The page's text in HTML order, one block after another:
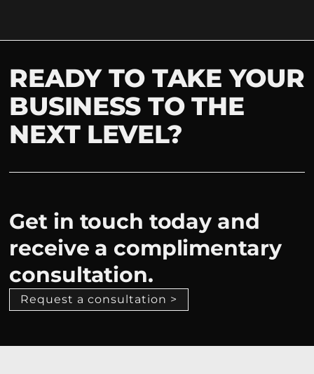
READY TO TAKE YOUR
BUSINESS TO THE
NEXT LEVEL?
Get in touch today and
receive a complimentary
consultation.
Request a consultation >